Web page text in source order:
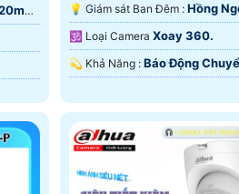
💡 Giám sát Ban Đêm : Hồng
Hồng Ngoại Smart IR.
🕉️ Loại Camera Xoay 360.
️💫 Khả Năng : Báo Động